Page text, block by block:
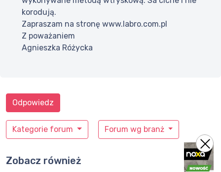
korodują.
Zapraszam na stronę www.labro.com.pl
Z poważaniem
Agnieszka Różycka
Kategorie forum Forum wg branż
Odpowiedz
Zobacz również